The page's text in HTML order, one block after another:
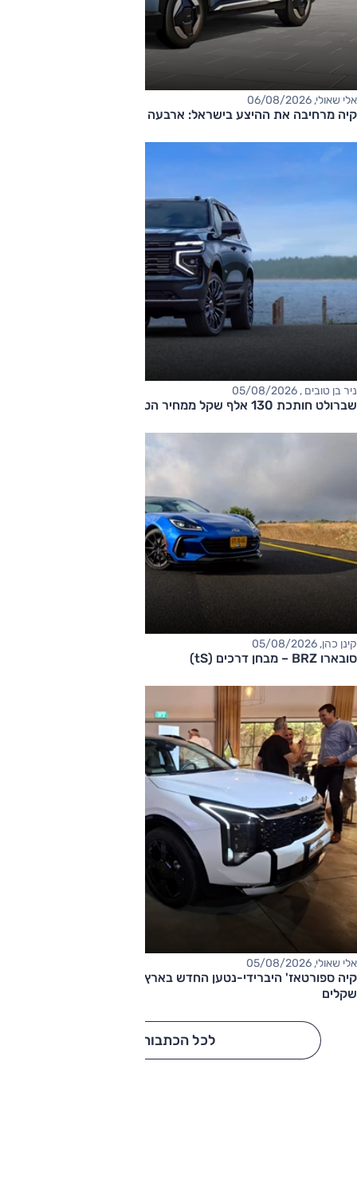
אלי שאולי, 06/08/2026
קיה מרחיבה את ההיצע בישראל: ארבעה דגמים חדשים בדרך
ניר בן טובים , 05/08/2026
שברולט חותכת 130 אלף שקל ממחיר הטאהו
קינן כהן, 05/08/2026
סובארו BRZ – מבחן דרכים (tS)
אלי שאולי, 05/08/2026
שקלים
לכל הכתבות